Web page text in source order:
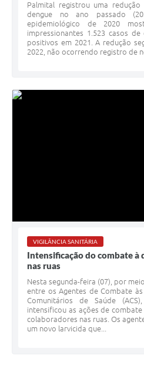
Palmital registrou uma
dengue no ano passado
epidemiológico de 2020
impressionantes 1.523 casos
positivos em 2021. A redução
2022, não ocorrendo registro de
VIGILÂNCIA SANITÁRIA
Intensificação do combate à
nas ruas
Nesta segunda-feira (07), por
entre os Agentes de Combate às
Comunitários de Saúde
intensificou as ações de
colaboradores nas ruas. Os
um novo larvicida que...